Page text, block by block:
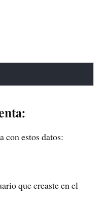
con estos datos:
que creaste en el